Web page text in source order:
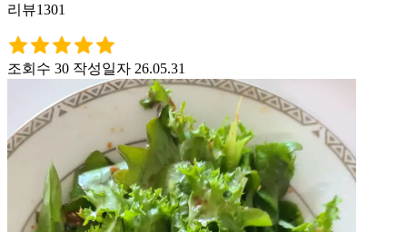
리뷰1301
조회수 30 작성일자 26.05.31